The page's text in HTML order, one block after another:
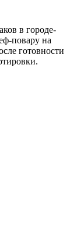
в городе-
повару на
готовности